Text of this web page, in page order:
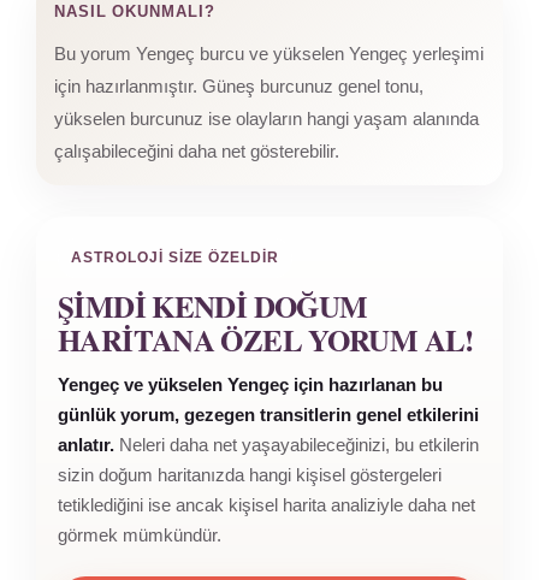
NASIL OKUNMALI?
Bu yorum Yengeç burcu ve yükselen Yengeç yerleşimi
için hazırlanmıştır. Güneş burcunuz genel tonu,
yükselen burcunuz ise olayların hangi yaşam alanında
çalışabileceğini daha net gösterebilir.
ASTROLOJI SIZE ÖZELDIR
ŞIMDI KENDI DOĞUM
HARITANA ÖZEL YORUM AL!
Yengeç ve yükselen Yengeç için hazırlanan bu
günlük yorum, gezegen transitlerin genel etkilerini
anlatır. Neleri daha net yaşayabileceğinizi, bu etkilerin
sizin doğum haritanızda hangi kişisel göstergeleri
tetiklediğini ise ancak kişisel harita analiziyle daha net
görmek mümkündür.